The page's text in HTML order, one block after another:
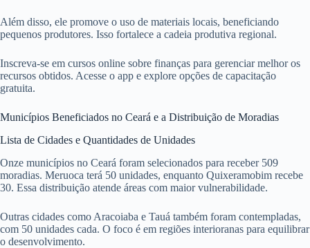
Além disso, ele promove o uso de materiais locais, beneficiando
pequenos produtores. Isso fortalece a cadeia produtiva regional.
Inscreva-se em cursos online sobre finanças para gerenciar melhor os
recursos obtidos. Acesse o app e explore opções de capacitação
gratuita.
Municípios Beneficiados no Ceará e a Distribuição de Moradias
Lista de Cidades e Quantidades de Unidades
Onze municípios no Ceará foram selecionados para receber 509
moradias. Meruoca terá 50 unidades, enquanto Quixeramobim recebe
30. Essa distribuição atende áreas com maior vulnerabilidade.
Outras cidades como Aracoiaba e Tauá também foram contempladas,
com 50 unidades cada. O foco é em regiões interioranas para equilibrar
o desenvolvimento.